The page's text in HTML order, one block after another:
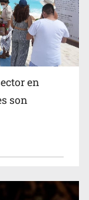
en People
en
son